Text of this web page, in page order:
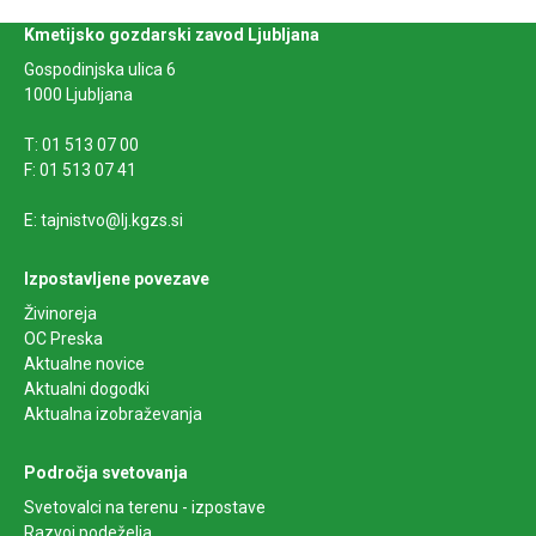
Kmetijsko gozdarski zavod Ljubljana
Gospodinjska ulica 6
1000 Ljubljana
T: 01 513 07 00
F: 01 513 07 41
E: tajnistvo@lj.kgzs.si
Izpostavljene povezave
Živinoreja
OC Preska
Aktualne novice
Aktualni dogodki
Aktualna izobraževanja
Področja svetovanja
Svetovalci na terenu - izpostave
Razvoj podeželja